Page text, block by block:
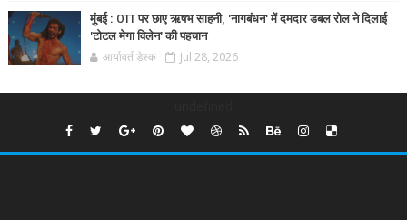
मुंबई : OTT पर छाए ऋषभ साहनी, 'नागबंधन' में दमदार डबल रोल ने दिलाई
'टोटल मेगा विलेन' की पहचान
आर्यावर्त डेस्क Jul 28, 2026